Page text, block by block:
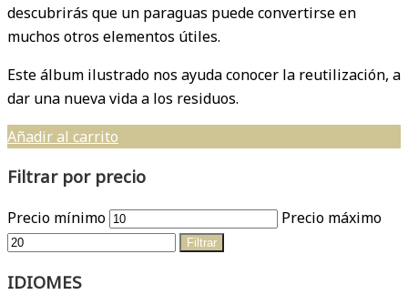
descubrirás que un paraguas puede convertirse en
muchos otros elementos útiles.
Este álbum ilustrado nos ayuda conocer la reutilización, a
dar una nueva vida a los residuos.
Añadir al carrito
Filtrar por precio
Precio mínimo Precio máximo
Filtrar
IDIOMES